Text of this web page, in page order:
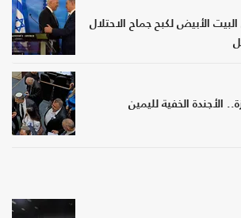
الأبيض لكبح جماح الاحتلال
الأجندة الخفية لليمين